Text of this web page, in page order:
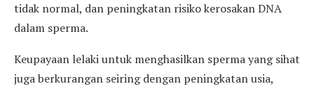
tidak normal, dan peningkatan risiko kerosakan DNA
dalam sperma.
Keupayaan lelaki untuk menghasilkan sperma yang sihat
juga berkurangan seiring dengan peningkatan usia,